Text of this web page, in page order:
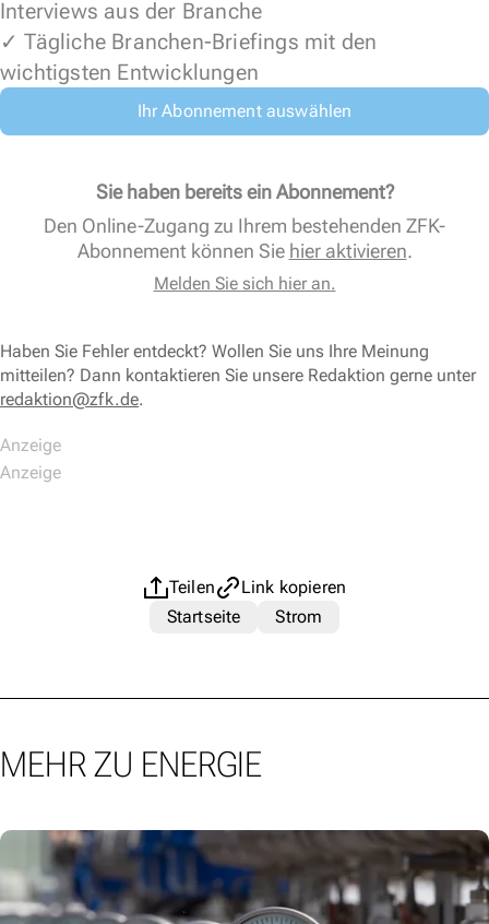
Interviews aus der Branche
✓ Tägliche Branchen-Briefings mit den
wichtigsten Entwicklungen
Ihr Abonnement auswählen
Sie haben bereits ein Abonnement?
Den Online-Zugang zu Ihrem bestehenden ZFK-
Abonnement können Sie hier aktivieren.
Melden Sie sich hier an.
Haben Sie Fehler entdeckt? Wollen Sie uns Ihre Meinung
mitteilen? Dann kontaktieren Sie unsere Redaktion gerne unter
redaktion@zfk.de.
Teilen
Link kopieren
Startseite
Strom
MEHR ZU ENERGIE